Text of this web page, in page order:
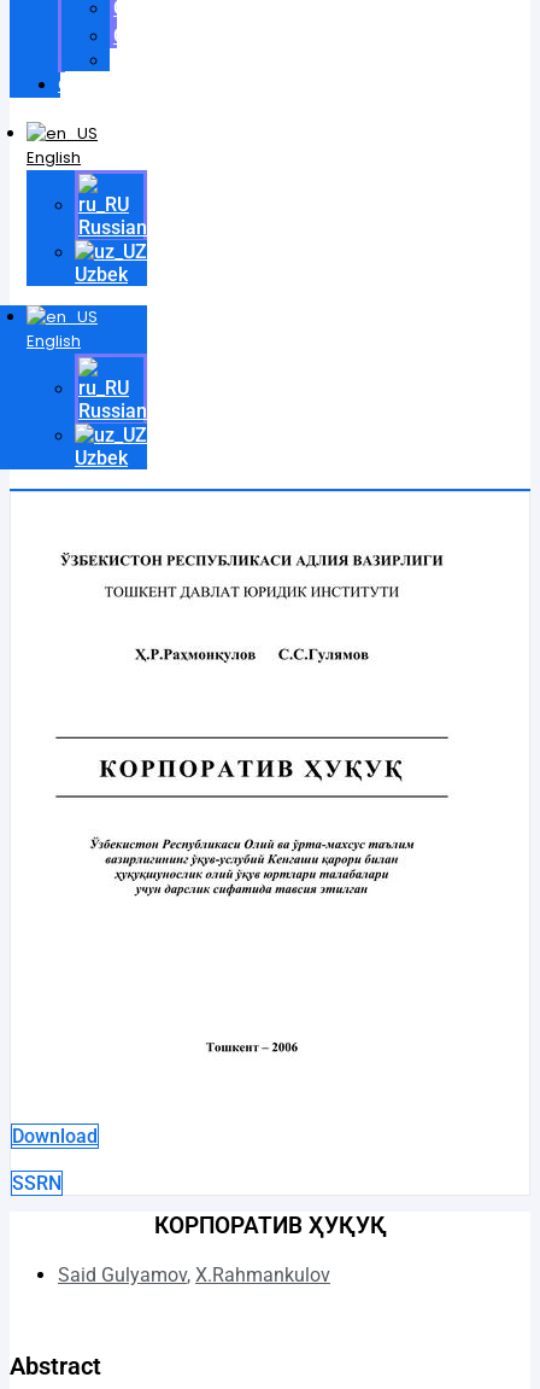
Certificates
Contracts
Contact
English
Russian
Uzbek
English
Russian
Uzbek
Download
SSRN
КОРПОРАТИВ ҲУҚУҚ
Said Gulyamov, X.Rahmankulov
Abstract